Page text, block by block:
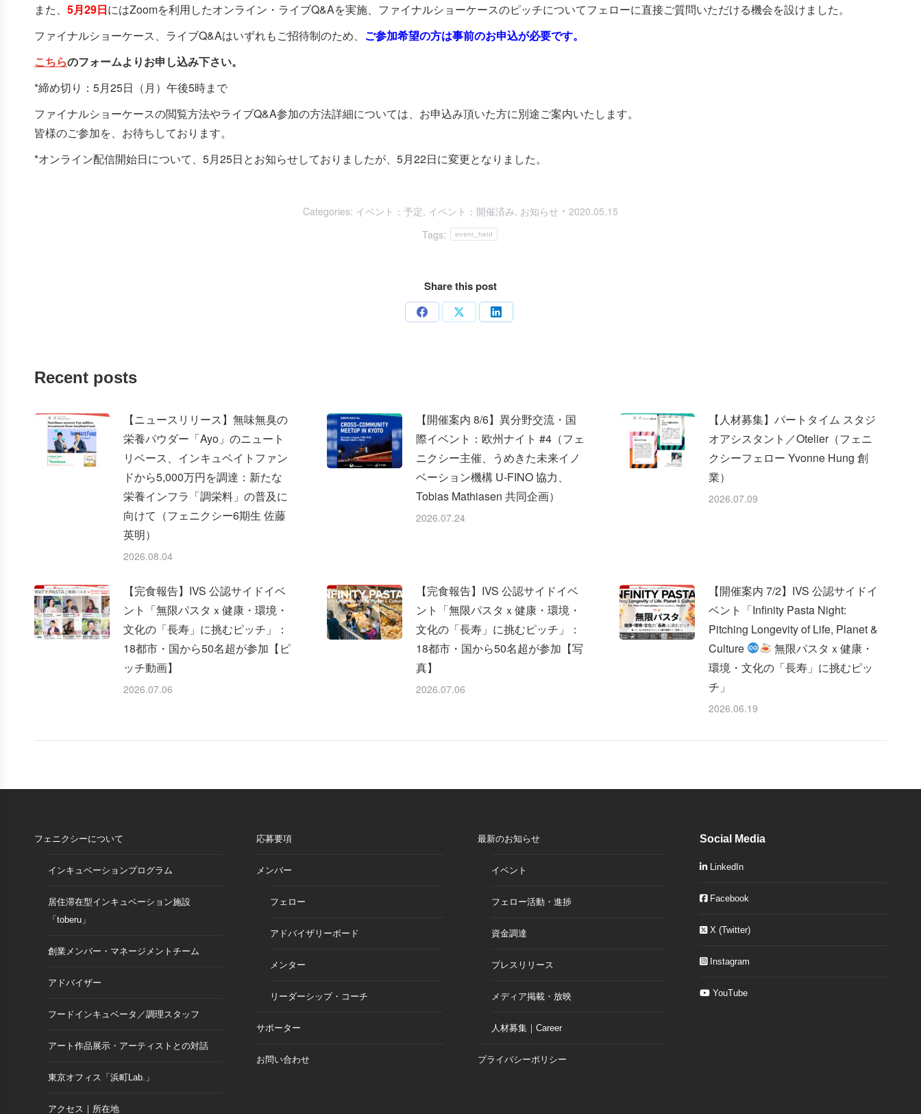
また、 5月29日にはZoomを利用したオンライン・ライブQ&Aを実施、ファイナルショーケースのピッチについてフェローに直接ご質問いただける機会を設けました。
ファイナルショーケース、ライブQ&Aはいずれもご招待制のため、 ご参加希望の方は事前のお申込が必要です。
こちらのフォームよりお申し込み下さい。
*締め切り：5月25日（月）午後5時まで
ファイナルショーケースの閲覧方法やライブQ&A参加の方法詳細については、お申込み頂いた方に別途ご案内いたします。
皆様のご参加を、お待ちしております。
*オンライン配信開始日について、5月25日とお知らせしておりましたが、5月22日に変更となりました。
Categories: イベント：予定, イベント：開催済み, お知らせ
2020.05.15
Tags:
event_held
Share this post
Share Share Share
Recent posts
【ニュースリリース】無味無臭の
栄養パウダー「Ayo」のニュート
リベース、インキュベイトファン
ドから5,000万円を調達：新たな
栄養インフラ「調栄料」の普及に
向けて（フェニクシー6期生 佐藤
英明）
2026.08.04
【開催案内 8/6】異分野交流・国
際イベント：欧州ナイト #4（フェ
ニクシー主催、うめきた未来イノ
ベーション機構 U-FINO 協力、
Tobias Mathiasen 共同企画）
2026.07.24
【人材募集】パートタイム スタジ
オアシスタント／Otelier（フェニ
クシーフェロー Yvonne Hung 創
業）
2026.07.09
【完食報告】IVS 公認サイドイベ
ント「無限パスタｘ健康・環境・
文化の「長寿」に挑むピッチ」：
18都市・国から50名超が参加【ピ
ッチ動画】
2026.07.06
【完食報告】IVS 公認サイドイベ
ント「無限パスタｘ健康・環境・
文化の「長寿」に挑むピッチ」：
18都市・国から50名超が参加【写
真】
2026.07.06
【開催案内 7/2】IVS 公認サイドイ
ベント「Infinity Pasta Night:
Pitching Longevity of Life, Planet &
Culture
無限パスタｘ健康・
環境・文化の「長寿」に挑むピッ
チ」
2026.06.19
フェニクシーについて
インキュベーションプログラム
居住滞在型インキュベーション施設
「toberu」
創業メンバー・マネージメントチーム
アドバイザー
フードインキュベータ／調理スタッフ
アート作品展示・アーティストとの対話
東京オフィス「浜町Lab.」
アクセス｜所在地
応募要項
メンバー
フェロー
アドバイザリーボード
メンター
リーダーシップ・コーチ
サポーター
お問い合わせ
最新のお知らせ
イベント
フェロー活動・進捗
資金調達
プレスリリース
メディア掲載・放映
人材募集｜Career
プライバシーポリシー
Social Media
LinkedIn
Facebook
X (Twitter)
Instagram
YouTube